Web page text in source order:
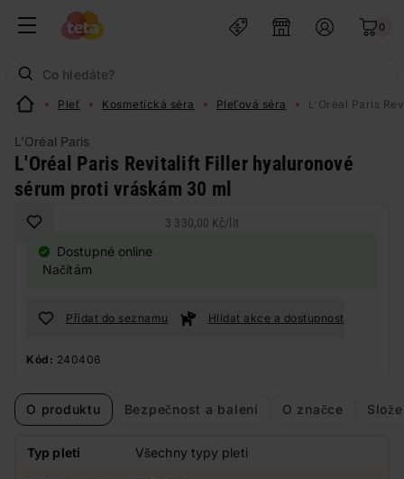
0
Pleť Kosmetická séra Pleťová séra L'Oréal Paris
L'Oréal Paris
L'Oréal Paris Revitalift Filler hyaluronové
sérum proti vráskám 30 ml
3 330,00 Kč/ lit
Dostupné online
Načítám
Přidat do seznamu Hlídat akce a dostupnost
Kód: 240406
O produktu Bezpečnost a balení O značce
Typ pleti Všechny typy pleti